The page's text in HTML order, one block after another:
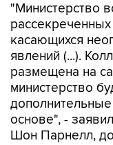
"Министерство
касающихся
явлений (...).
размещена на
министерство
основе", -
Шон Парнелл,